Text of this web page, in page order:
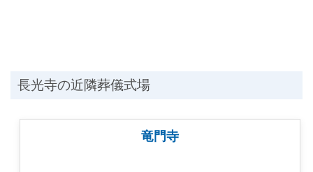
長光寺の近隣葬儀式場
竜門寺